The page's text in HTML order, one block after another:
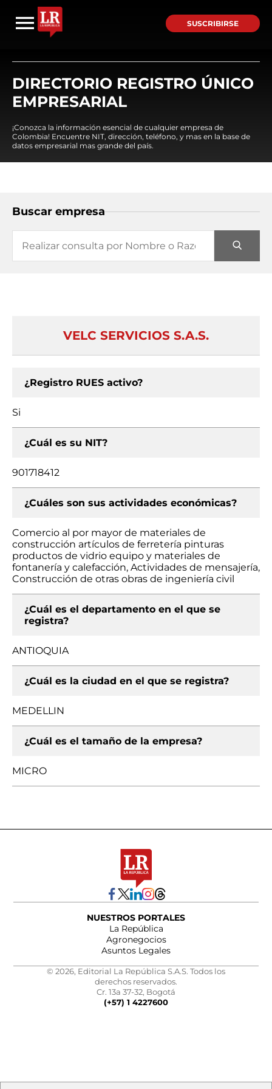
SUSCRIBIRSE
DIRECTORIO REGISTRO ÚNICO
EMPRESARIAL
¡Conozca la información esencial de cualquier empresa de
Colombia! Encuentre NIT, dirección, teléfono, y mas en la base de
datos empresarial mas grande del país.
Buscar empresa
VELC SERVICIOS S.A.S.
¿Registro RUES activo?
Si
¿Cuál es su NIT?
901718412
¿Cuáles son sus actividades económicas?
Comercio al por mayor de materiales de
construcción artículos de ferretería pinturas
productos de vidrio equipo y materiales de
fontanería y calefacción, Actividades de mensajería,
Construcción de otras obras de ingeniería civil
¿Cuál es el departamento en el que se
registra?
ANTIOQUIA
¿Cuál es la ciudad en el que se registra?
MEDELLIN
¿Cuál es el tamaño de la empresa?
MICRO
NUESTROS PORTALES
La República
Agronegocios
Asuntos Legales
© 2026, Editorial La República S.A.S. Todos los
derechos reservados.
Cr. 13a 37-32, Bogotá
(+57) 1 4227600